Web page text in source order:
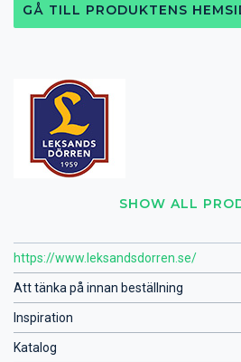
SHOW ALL
https://www.leksandsdorren.se/
Att tänka på innan beställning
Inspiration
Katalog
GÅ TILL PRODUKTENS